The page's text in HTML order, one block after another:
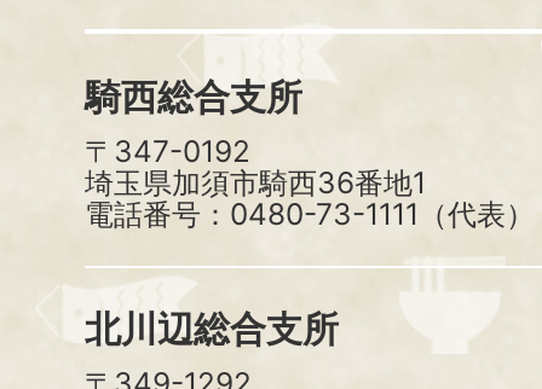
騎西総合支所
〒347-0192
埼玉県加須市騎西36番地1
電話番号：0480-73-1111（代表）
北川辺総合支所